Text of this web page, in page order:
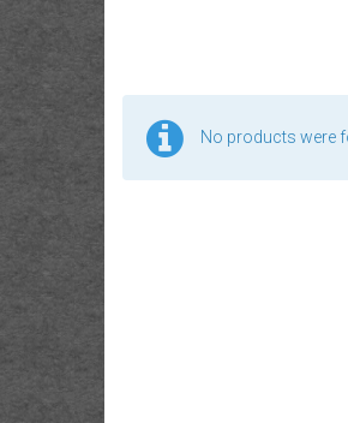
No products were